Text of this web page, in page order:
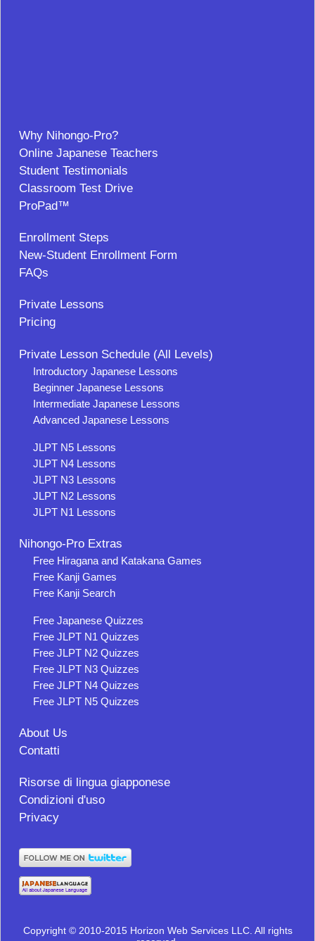
Why Nihongo-Pro?
Online Japanese Teachers
Student Testimonials
Classroom Test Drive
ProPad™
Enrollment Steps
New-Student Enrollment Form
FAQs
Private Lessons
Pricing
Private Lesson Schedule (All Levels)
Introductory Japanese Lessons
Beginner Japanese Lessons
Intermediate Japanese Lessons
Advanced Japanese Lessons
JLPT N5 Lessons
JLPT N4 Lessons
JLPT N3 Lessons
JLPT N2 Lessons
JLPT N1 Lessons
Nihongo-Pro Extras
Free Hiragana and Katakana Games
Free Kanji Games
Free Kanji Search
Free Japanese Quizzes
Free JLPT N1 Quizzes
Free JLPT N2 Quizzes
Free JLPT N3 Quizzes
Free JLPT N4 Quizzes
Free JLPT N5 Quizzes
About Us
Contatti
Risorse di lingua giapponese
Condizioni d'uso
Privacy
Copyright © 2010-2015 Horizon Web Services LLC. All rights